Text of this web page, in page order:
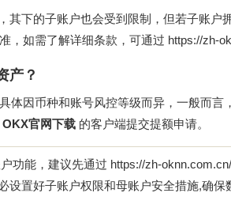
其下的子账户也会受到限制，但若子账户
，如需了解详细条款，可通过 https://zh-
产？
体因币种和账号风控等级而异，一般而
OKX官网下载 的客户端提交提额申请。
功能，建议先通过 https://zh-oknn.com.cn/
设置好子账户权限和母账户安全措施,确保